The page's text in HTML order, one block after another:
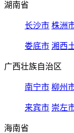
湖南省
长沙市 株洲
娄底市 湘西
广西壮族自治区
南宁市 柳州
来宾市 崇左
海南省